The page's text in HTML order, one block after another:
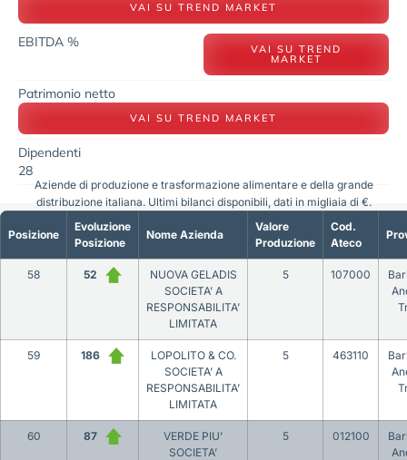
VAI SU TREND MARKET
EBITDA % VAI SU TREND
MARKET
Patrimonio netto
VAI SU TREND MARKET
Dipendenti
28
Posizione
Evoluzione
Posizione
Nome Azienda
Valore
Produzione
Cod.
Ateco
58 52
NUOVA GELADIS
SOCIETA’ A
RESPONSABILITA’
LIMITATA
5 107000
59 186
LOPOLITO & CO.
SOCIETA’ A
RESPONSABILITA’
LIMITATA
5 463110
60 87
VERDE PIU’
SOCIETA’
5 012100
Aziende di produzione e trasformazione alimentare e della grande
distribuzione italiana. Ultimi bilanci disponibili, dati in migliaia di €.